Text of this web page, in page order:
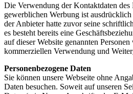
Die Verwendung der Kontaktdaten des
gewerblichen Werbung ist
der Anbieter hatte zuvor seine
es besteht bereits eine
auf dieser Website genannten
kommerziellen Verwendung und
Personenbezogene Daten
Sie können unsere Webseite ohne
Daten besuchen. Soweit auf unseren